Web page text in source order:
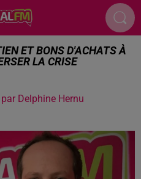
ET BONS D'ACHATS À
LA CRISE
Delphine Hernu